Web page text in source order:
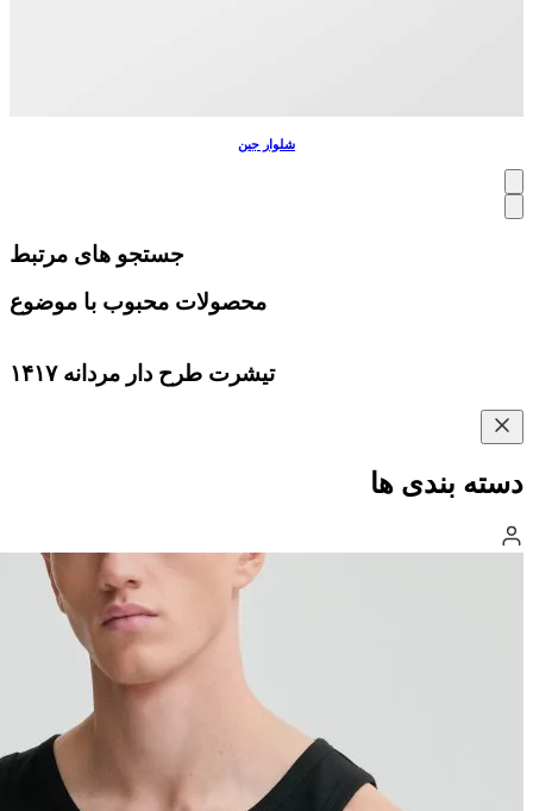
شلوار جین
جستجو های مرتبط
محصولات محبوب با موضوع
تیشرت طرح دار مردانه ۱۴۱۷
دسته بندی ها